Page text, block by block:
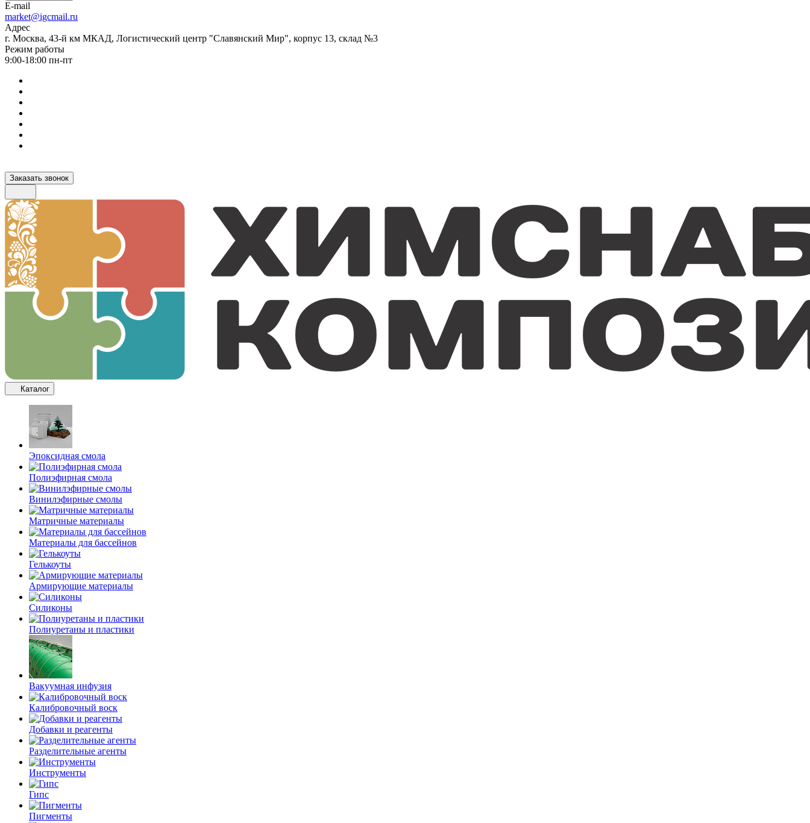
E-mail
market@igcmail.ru
Адрес
г. Москва, 43-й км МКАД, Логистический центр "Славянский Мир", корпус 13, склад №3
Режим работы
9:00-18:00 пн-пт
Заказать звонок
Каталог
Эпоксидная смола
Полиэфирная смола
Винилэфирные смолы
Матричные материалы
Материалы для бассейнов
Гелькоуты
Армирующие материалы
Силиконы
Полиуретаны и пластики
Вакуумная инфузия
Калибровочный воск
Добавки и реагенты
Разделительные агенты
Инструменты
Гипс
Пигменты